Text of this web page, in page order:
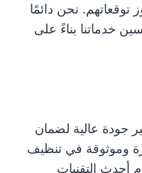
توقعاتهم. نحن دائمًا
خدماتنا بناءً على
جودة عالية لضمان
وموثوقة في تنظيف
أحدث التقنيات